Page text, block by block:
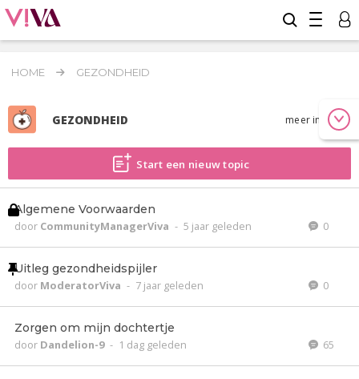
HOME GEZONDHEID
GEZONDHEID meer info
Start een nieuw topic
Algemene Voorwaarden
door CommunityManagerViva - 5 jaar geleden 0
Uitleg gezondheidspijler
door ModeratorViva - 7 jaar geleden 0
Zorgen om mijn dochtertje
door Dandelion-9 - 1 dag geleden 65